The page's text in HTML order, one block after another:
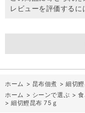
レビューを評価するに
ホーム > 昆布佃煮 >細切
ホーム > シーンで選ぶ >
>細切鰹昆布 75ｇ